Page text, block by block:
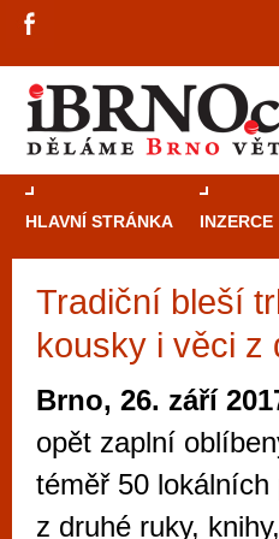
HLAVNÍ STRÁNKA INZERCE
Tradiční bleší
kousky i věci z
Brno, 26. září
opět zaplní
téměř 50
z druhé ruky,
Mimo jiné je ale